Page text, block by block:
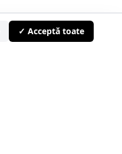
✓ Acceptă toate